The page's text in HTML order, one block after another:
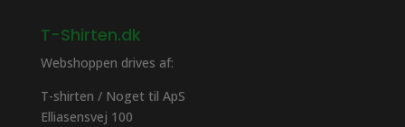
T-Shirten.dk
Webshoppen drives af:
T-shirten / Noget til ApS
Elliasensvej 100